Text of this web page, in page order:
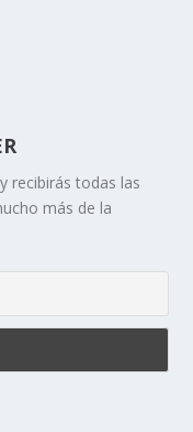
recibirás todas las
más de la